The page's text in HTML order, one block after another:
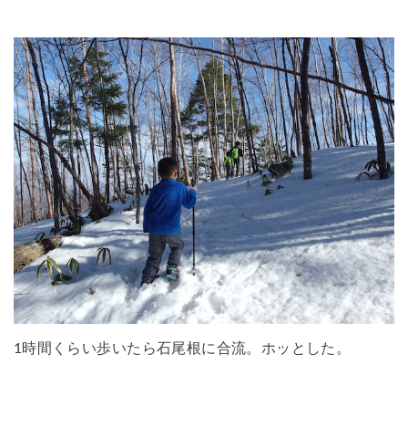
1時間くらい歩いたら石尾根に合流。ホッとした。